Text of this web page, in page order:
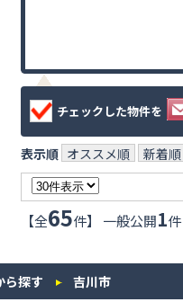
チェックした物件を
表示順 オススメ順 新着順
【全65件】 一般公開1件
ら探す 吉川市